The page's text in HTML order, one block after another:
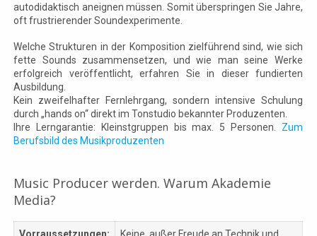
autodidaktisch aneignen müssen. Somit überspringen Sie Jahre,
oft frustrierender Soundexperimente.
Welche Strukturen in der Komposition zielführend sind, wie sich
fette Sounds zusammensetzen, und wie man seine Werke
erfolgreich veröffentlicht, erfahren Sie in dieser fundierten
Ausbildung.
Kein zweifelhafter Fernlehrgang, sondern intensive Schulung
durch „hands on“ direkt im Tonstudio bekannter Produzenten.
Ihre Lerngarantie: Kleinstgruppen bis max. 5 Personen. Zum
Berufsbild des Musikproduzenten
Music Producer werden. Warum Akademie
Media?